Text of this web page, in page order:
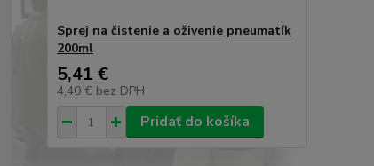
Sprej na čistenie a oživenie pneumatík
200ml
5,41 €
4,40 € bez DPH
Pridať do košíka